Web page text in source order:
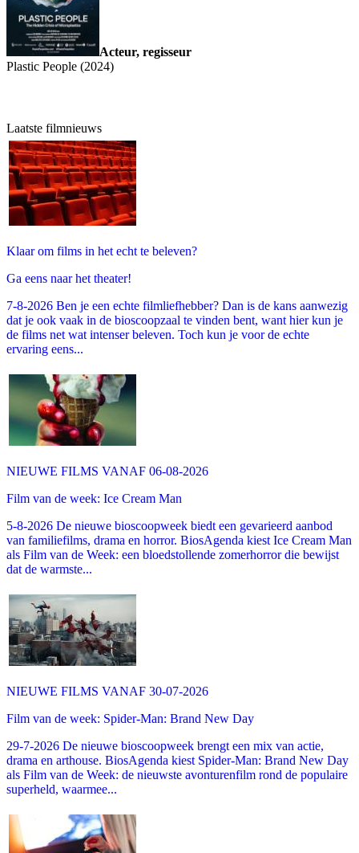
Acteur, regisseur
Plastic People (2024)
Laatste filmnieuws
Klaar om films in het echt te beleven?
Ga eens naar het theater!
7-8-2026 Ben je een echte filmliefhebber? Dan is de kans aanwezig
dat je ook vaak in de bioscoopzaal te vinden bent, want hier kun je
de films net wat intenser beleven. Toch kun je voor de echte
ervaring eens...
NIEUWE FILMS VANAF 06-08-2026
Film van de week: Ice Cream Man
5-8-2026 De nieuwe bioscoopweek biedt een gevarieerd aanbod
van familiefilms, drama en horror. BiosAgenda kiest Ice Cream Man
als Film van de Week: een bloedstollende zomerhorror die bewijst
dat de warmste...
NIEUWE FILMS VANAF 30-07-2026
Film van de week: Spider-Man: Brand New Day
29-7-2026 De nieuwe bioscoopweek brengt een mix van actie,
drama en arthouse. BiosAgenda kiest Spider-Man: Brand New Day
als Film van de Week: de nieuwste avonturenfilm rond de populaire
superheld, waarmee...